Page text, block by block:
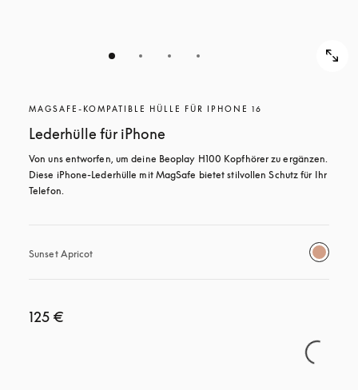
MAGSAFE-KOMPATIBLE HÜLLE FÜR IPHONE 16
Lederhülle für iPhone
Von uns entworfen, um deine Beoplay H100 Kopfhörer zu ergänzen.
Diese iPhone-Lederhülle mit MagSafe bietet stilvollen Schutz für Ihr
Telefon.
Sunset Apricot
125 €